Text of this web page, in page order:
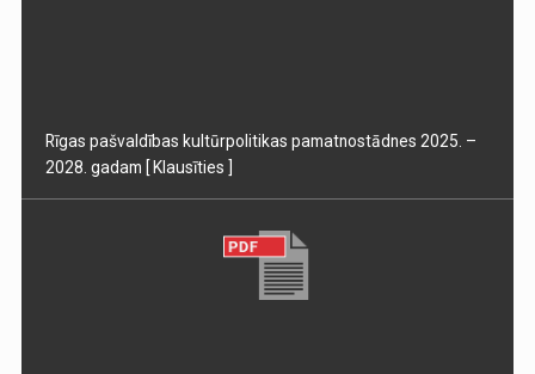
Rīgas pašvaldības kultūrpolitikas pamatnostādnes 2025. –
2028. gadam [ Klausīties ]